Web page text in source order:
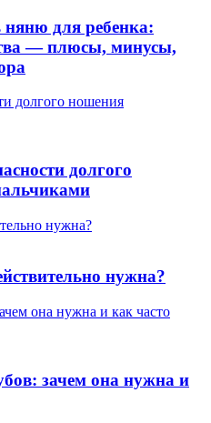
для ребенка:
— плюсы, минусы,
долгого ношения
долгого
нужна?
нужна?
она нужна и как часто
зачем она нужна и